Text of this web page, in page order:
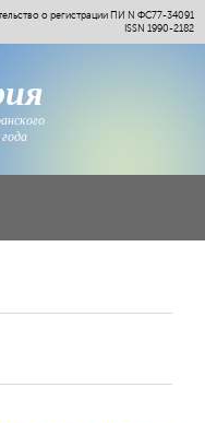
о регистрации ПИ N ФС77-34091
ISSN 1990-2182